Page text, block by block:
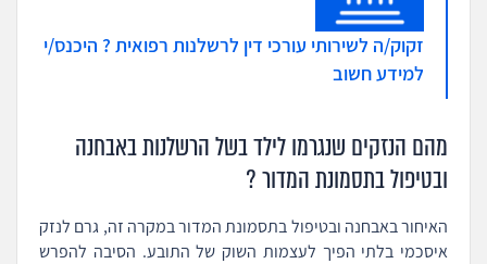
זקוק/ה לשירותי עורכי דין לרשלנות רפואית ? היכנס/י
למידע חשוב
מהם הנזקים שנגרמו לילד בשל הרשלנות באבחנה
ובטיפול בתסמונת המדור ?
האיחור באבחנה ובטיפול בתסמונת המדור במקרה זה, גרם לנזק
איסכמי בלתי הפיך לעצמות השוק של התובע. הסיבה להפרש